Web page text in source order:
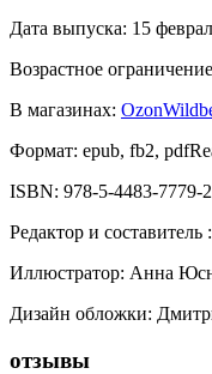
Дата выпуска: 15
Возрастное
В магазинах: Ozon
Формат: epub, fb2,
ISBN: 978-5-4483-7779-2
Редактор и составитель :
Иллюстратор: Анна
Дизайн обложки:
отзывы